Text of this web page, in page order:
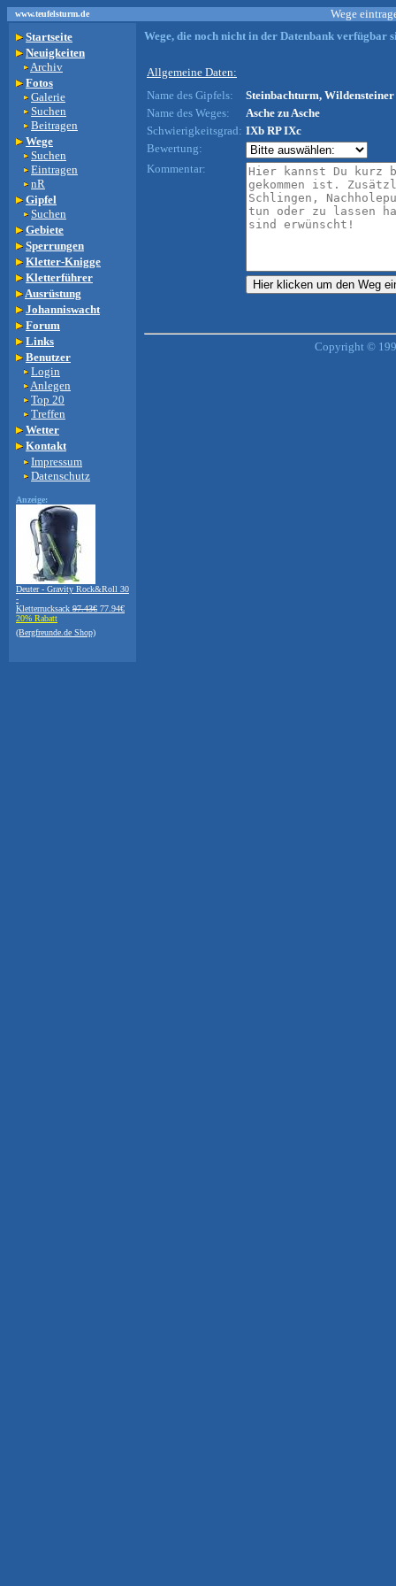
www.teufelsturm.de
Wege
Startseite
Neuigkeiten
Archiv
Fotos
Galerie
Suchen
Beitragen
Wege
Suchen
Eintragen
nR
Gipfel
Suchen
Gebiete
Sperrungen
Kletter-Knigge
Kletterführer
Ausrüstung
Johanniswacht
Forum
Links
Benutzer
Login
Anlegen
Top 20
Treffen
Wetter
Kontakt
Impressum
Datenschutz
Anzeige:
Deuter - Gravity Rock&Roll 30
-
Kletterrucksack 97.43€ 77.94€
20% Rabatt
(Bergfreunde.de Shop)
Wege, die noch nicht in der Datenbank verfügbar
Allgemeine Daten:
Name des Gipfels:
Steinbachturm, Wildensteiner
Name des Weges:
Asche zu Asche
Schwierigkeitsgrad: IXb RP IXc
Bewertung:
Kommentar:
Copyright ©